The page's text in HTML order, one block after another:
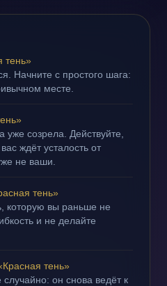
тень»
Начните с простого шага:
месте.
созрела. Действуйте,
ждёт усталость от
не ваши.
тень»
которую вы раньше не
и не делайте
тень»
он снова ведёт к